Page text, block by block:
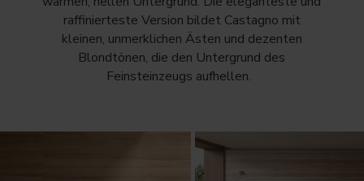
raffinierteste Version bildet Castagno mit
kleinen, unmerklichen Ästen und dezenten
Blondtönen, die den Untergrund des
Feinsteinzeugs aufhellen.